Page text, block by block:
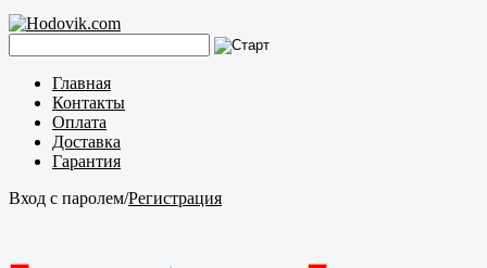
Главная
Контакты
Оплата
Доставка
Гарантия
Вход с паролем/Регистрация